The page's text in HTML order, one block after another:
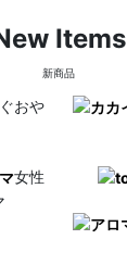
Items
新商品
おや
女性